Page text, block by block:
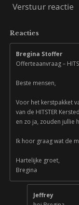
Verstuur reactie
Reacties
Bregina Stoffer
Offerteaanvraag –
Beste mensen,
Voor het kerstpakket
van de HITSTER
en zo ja, zouden jullie
Ik hoor graag wat de
Hartelijke groet,
Bregina
Jeffrey